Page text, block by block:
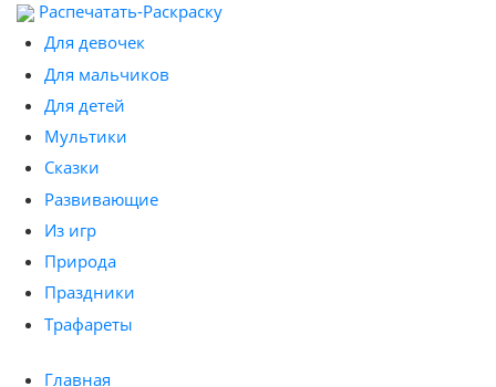
Распечатать-Раскраску
Для девочек
Для мальчиков
Для детей
Мультики
Сказки
Развивающие
Из игр
Природа
Праздники
Трафареты
Главная